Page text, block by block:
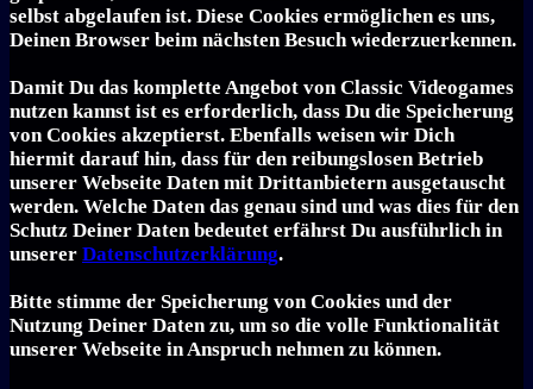
selbst abgelaufen ist. Diese Cookies ermöglichen es uns,
Deinen Browser beim nächsten Besuch wiederzuerkennen.
Damit Du das komplette Angebot von Classic Videogames
nutzen kannst ist es erforderlich, dass Du die Speicherung
von Cookies akzeptierst. Ebenfalls weisen wir Dich
hiermit darauf hin, dass für den reibungslosen Betrieb
unserer Webseite Daten mit Drittanbietern ausgetauscht
werden. Welche Daten das genau sind und was dies für den
Schutz Deiner Daten bedeutet erfährst Du ausführlich in
unserer Datenschutzerklärung.
Bitte stimme der Speicherung von Cookies und der
Nutzung Deiner Daten zu, um so die volle Funktionalität
unserer Webseite in Anspruch nehmen zu können.